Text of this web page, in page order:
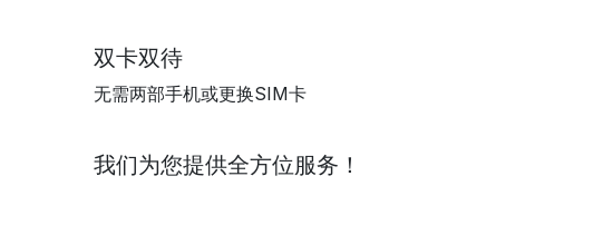
双卡双待
无需两部手机或更换SIM卡
我们为您提供全方位服务！